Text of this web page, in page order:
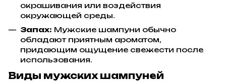
окрашивания или воздействия
окружающей среды.
Запах: Мужские шампуни обычно
обладают приятным ароматом,
придающим ощущение свежести после
использования.
Виды мужских шампуней